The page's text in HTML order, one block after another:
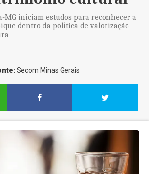
MG iniciam estudos para reconhecer a
dentro da política de valorização
Secom Minas Gerais